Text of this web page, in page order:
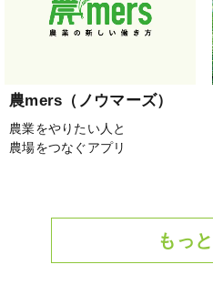
農mers（ノウマーズ）
農業をやりたい人と
農場をつなぐアプリ
もっ